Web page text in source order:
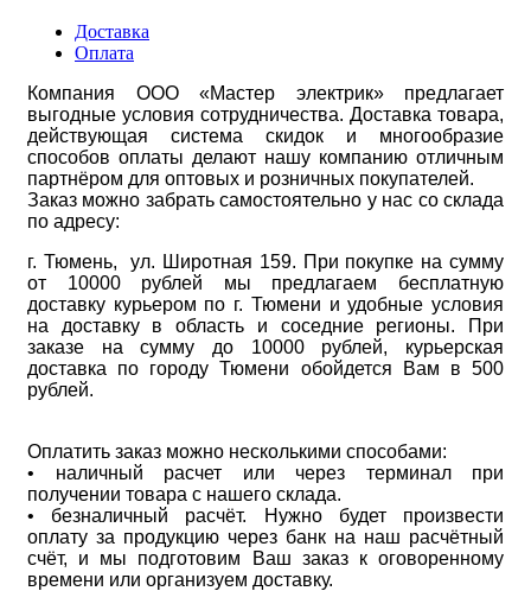
Доставка
Оплата
Компания ООО «Мастер электрик» предлагает
выгодные условия сотрудничества. Доставка товара,
действующая система скидок и многообразие
способов оплаты делают нашу компанию отличным
партнёром для оптовых и розничных покупателей.
Заказ можно забрать самостоятельно у нас со склада
по адресу:
г. Тюмень, ул. Широтная 159. При покупке на сумму
от 10000 рублей мы предлагаем бесплатную
доставку курьером по г. Тюмени и удобные условия
на доставку в область и соседние регионы. При
заказе на сумму до 10000 рублей, курьерская
доставка по городу Тюмени обойдется Вам в 500
рублей.
Оплатить заказ можно несколькими способами:
• наличный расчет или через терминал при
получении товара с нашего склада.
• безналичный расчёт. Нужно будет произвести
оплату за продукцию через банк на наш расчётный
счёт, и мы подготовим Ваш заказ к оговоренному
времени или организуем доставку.